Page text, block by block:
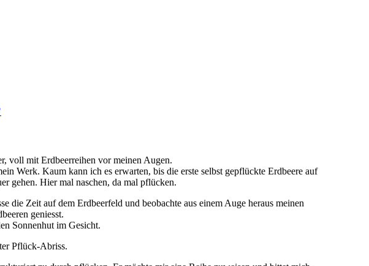
voll mit Erdbeerreihen vor meinen Augen.
Werk. Kaum kann ich es erwarten, bis die erste selbst gepflückte Erdbeere auf
gehen. Hier mal naschen, da mal pflücken.
die Zeit auf dem Erdbeerfeld und beobachte aus einem Auge heraus meinen
geniesst.
Sonnenhut im Gesicht.
Pflück-Abriss.